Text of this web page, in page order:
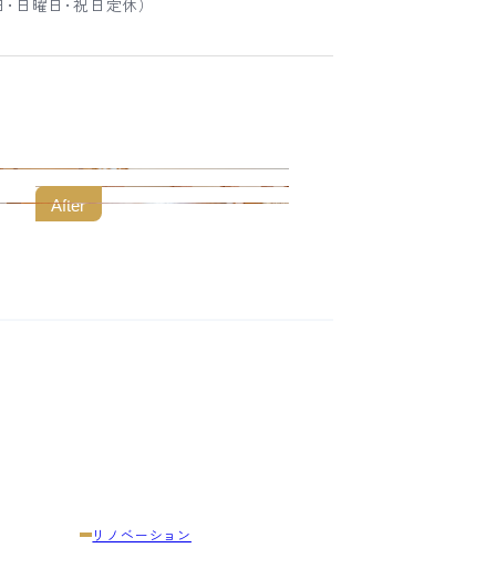
After
リノベーション